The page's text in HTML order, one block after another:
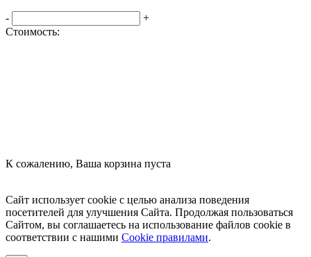
-
+
Стоимость:
К сожалению, Ваша корзина пуста
Сайт использует cookie с целью анализа поведения
посетителей для улучшения Сайта. Продолжая пользоваться
Сайтом, вы соглашаетесь на использование файлов cookie в
соответствии с нашими Cookiе правилами.